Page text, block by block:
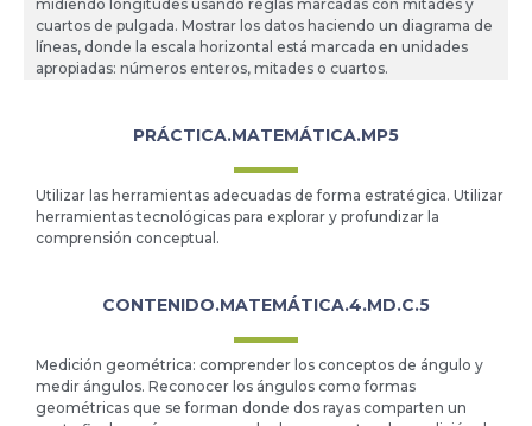
midiendo longitudes usando reglas marcadas con mitades y
cuartos de pulgada. Mostrar los datos haciendo un diagrama de
líneas, donde la escala horizontal está marcada en unidades
apropiadas: números enteros, mitades o cuartos.
PRÁCTICA.MATEMÁTICA.MP5
Utilizar las herramientas adecuadas de forma estratégica. Utilizar
herramientas tecnológicas para explorar y profundizar la
comprensión conceptual.
CONTENIDO.MATEMÁTICA.4.MD.C.5
Medición geométrica: comprender los conceptos de ángulo y
medir ángulos. Reconocer los ángulos como formas
geométricas que se forman donde dos rayas comparten un